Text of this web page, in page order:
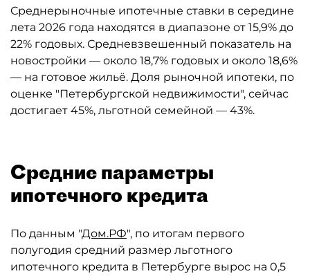
Среднерыночные ипотечные ставки в середине
лета 2026 года находятся в диапазоне от 15,9% до
22% годовых. Средневзвешенный показатель на
новостройки — около 18,7% годовых и около 18,6%
— на готовое жильё. Доля рыночной ипотеки, по
оценке "Петербургской недвижимости", сейчас
достигает 45%, льготной семейной — 43%.
Средние параметры
ипотечного кредита
По данным "Дом.РФ", по итогам первого
полугодия средний размер льготного
ипотечного кредита в Петербурге вырос на 0,5